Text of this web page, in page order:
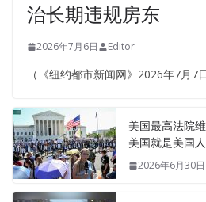
治长期违规房东
2026年7月6日 Editor
（《纽约都市新闻网》2026年7月7
美国最高法院
美国就是美国人
2026年6月30日